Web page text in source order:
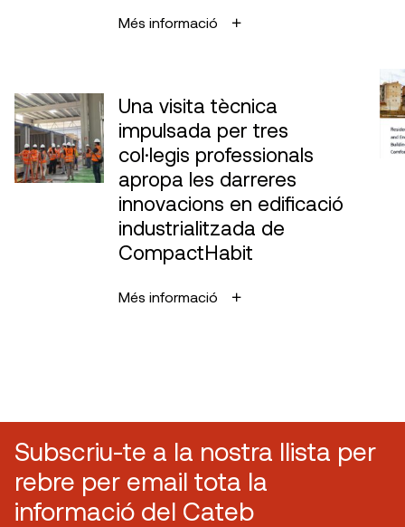
Més informació
Una visita tècnica
impulsada per tres
col·legis professionals
apropa les darreres
innovacions en edificació
industrialitzada de
CompactHabit
Més informació
Subscriu-te a la nostra llista per
rebre per email tota la
informació del Cateb